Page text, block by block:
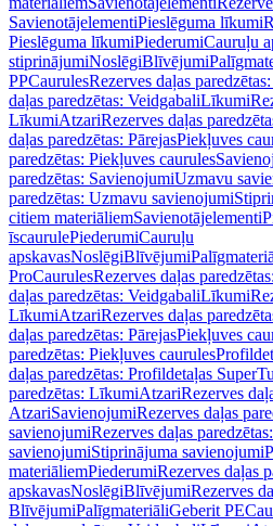
SavienotājelementiPieslēguma līkumi
Pieslēguma līkumiPiederumiCauruļu
stiprinājumiNoslēgiBlīvējumi
PPCaurulesRezerves daļas
daļas paredzētas: VeidgabaliLīkumi
LīkumiAtzariRezerves daļas
daļas paredzētas: PārejasPiekļuves
paredzētas: Piekļuves caurules
paredzētas: SavienojumiUzmavu
paredzētas: Uzmavu savienojumi
citiem materiāliemSavienotājelementi
īscaurulePiederumiCauruļu
apskavasNoslēgiBlīvējumi
ProCaurulesRezerves daļas
daļas paredzētas: VeidgabaliLīkumi
LīkumiAtzariRezerves daļas
daļas paredzētas: PārejasPiekļuves
paredzētas: Piekļuves caurules
daļas paredzētas: Profildetaļas
paredzētas: LīkumiAtzariRezerves
AtzariSavienojumiRezerves daļas
savienojumiRezerves daļas
savienojumiStiprinājuma savienojumi
materiāliemPiederumiRezerves daļas
apskavasNoslēgiBlīvējumiRezerves
BlīvējumiPalīgmateriāliGeberit PE